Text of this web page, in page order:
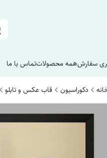
سفارشهمه محصولاتتماس با ما
دکوراسیون قاب عکس و تابلو